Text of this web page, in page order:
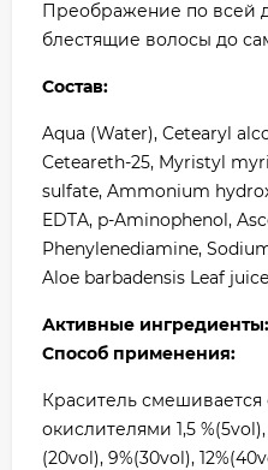
Преображение по всей
блестящие волосы до
Состав:
Aqua (Water), Cetearyl
Ceteareth-25, Myristyl
sulfate, Ammonium
EDTA, p-Aminophenol,
Phenylenediamine,
Aloe barbadensis Leaf
Активные ингредиенты:
Способ применения:
Краситель
окислителями 1,5 %(5vol),
(20vol), 9%(30vol),